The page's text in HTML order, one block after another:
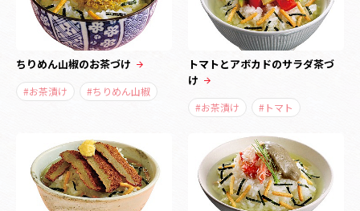
ちりめん山椒のお茶づけ
#お茶漬け #ちりめん山椒
トマトとアボカドのサラダ茶づ
け
#お茶漬け #トマト